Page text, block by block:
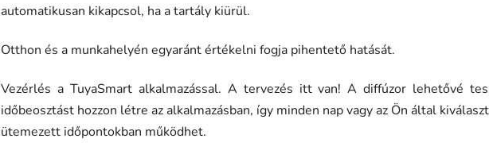
automatikusan kikapcsol, ha a tartály kiürül.
Otthon és a munkahelyén egyaránt értékelni fogja pihentető hatását.
Vezérlés a TuyaSmart alkalmazással. A tervezés itt van! A diffúzor lehetővé
időbeosztást hozzon létre az alkalmazásban, így minden nap vagy az Ön által
ütemezett időpontokban működhet.